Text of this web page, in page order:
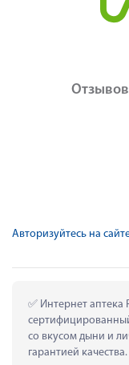
Авторизуйтесь на
Интернет аптека
со вкусом дыни и
гарантией качества.